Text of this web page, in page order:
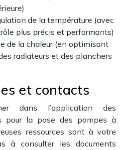
de la température (avec
plus précis et performants)
de la chaleur (en optimisant
radiateurs et des planchers
et contacts
dans l’application des
pour la pose des pompes à
ressources sont à votre
à consulter les documents